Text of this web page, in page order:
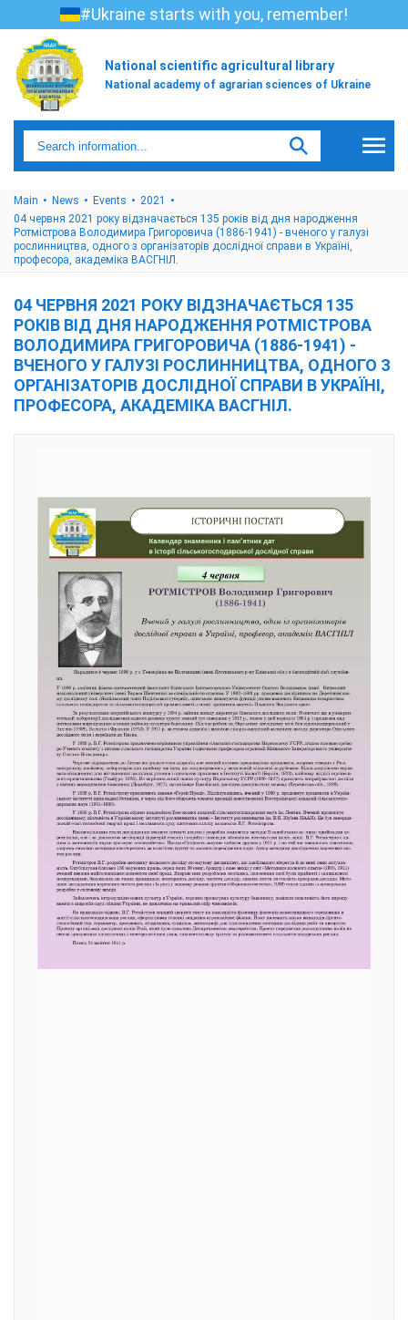
#Ukraine starts with you, remember!
National scientific agricultural library
National academy of agrarian sciences of Ukraine
Main News Events
2021
04 червня 2021 року відзначається 135 років від дня народження
Ротмістрова Володимира Григоровича (1886-1941) - вченого у галузі
рослинництва, одного з організаторів дослідної справи в Україні,
професора, академіка ВАСГНІЛ.
04 ЧЕРВНЯ 2021 РОКУ ВІДЗНАЧАЄТЬСЯ 135
РОКІВ ВІД ДНЯ НАРОДЖЕННЯ РОТМІСТРОВА
ВОЛОДИМИРА ГРИГОРОВИЧА (1886-1941) -
ВЧЕНОГО У ГАЛУЗІ РОСЛИННИЦТВА, ОДНОГО З
ОРГАНІЗАТОРІВ ДОСЛІДНОЇ СПРАВИ В УКРАЇНІ,
ПРОФЕСОРА, АКАДЕМІКА ВАСГНІЛ.